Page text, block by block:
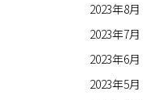
2023年8月
2023年7月
2023年6月
2023年5月